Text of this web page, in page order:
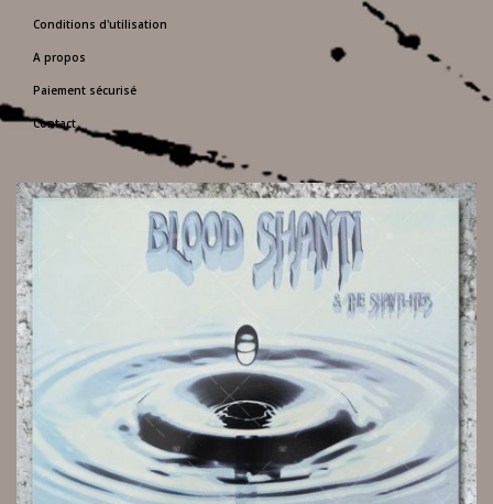
Conditions d'utilisation
A propos
Paiement sécurisé
Contact